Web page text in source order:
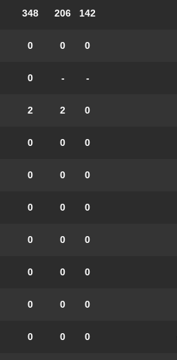
142
206
348
0
0
0
-
-
0
0
2
2
0
0
0
0
0
0
0
0
0
0
0
0
0
0
0
0
0
0
0
0
0